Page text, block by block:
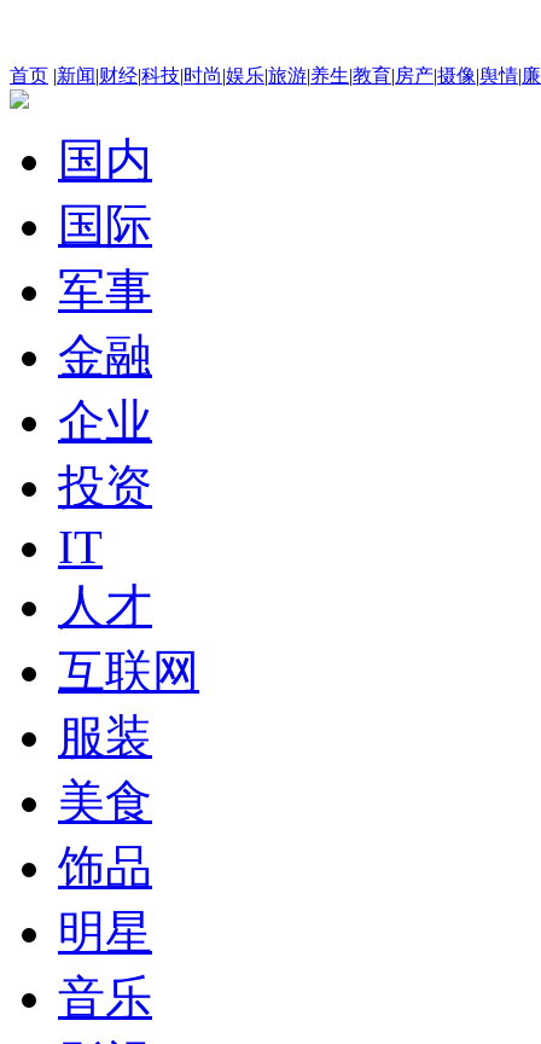
首页 |新闻|财经|科技|时尚|娱乐|旅游|养生|教育|房产|摄像|舆情|
国内
国际
军事
金融
企业
投资
IT
人才
互联网
服装
美食
饰品
明星
音乐